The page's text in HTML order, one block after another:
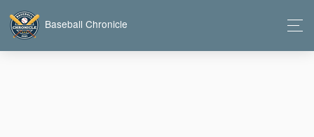
Baseball Chronicle